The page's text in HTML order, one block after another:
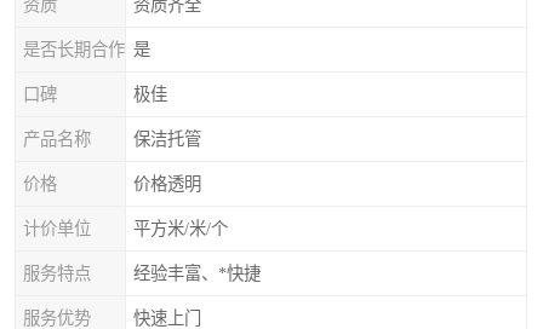
资质 资质齐全
是否长期合作 是
口碑 极佳
产品名称 保洁托管
价格 价格透明
计价单位 平方米/米/个
服务特点 经验丰富、*快捷
服务优势 快速上门